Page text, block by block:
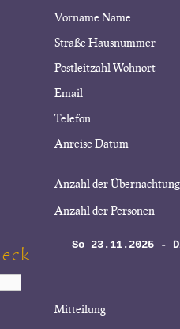
Vorname Name
Straße Hausnummer
Postleitzahl Wohnort
Email
Telefon
Anreise Datum
Anzahl der
Anzahl der Personen
So 23.11.2025 -
Mitteilung